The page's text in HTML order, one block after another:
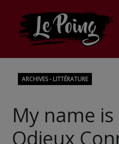
ARCHIVES - LITTÉRATURE
My name
Odieux